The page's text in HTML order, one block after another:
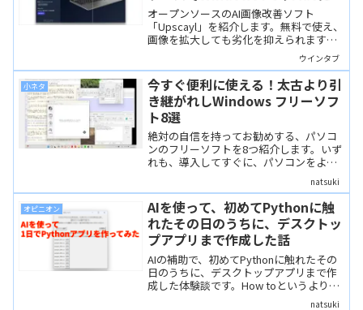
応
オープンソースのAI画像改善ソフト
「Upscayl」を紹介します。無料で使え、
画像を拡大しても劣化を抑えられます。
クラウド版は有料ですが、ローカルアプ
リなら処理も高速。実際にPCの画像を処
理して画質を比較しました。
ウインタブ
小ネタ
今すぐ便利に使える！太古より引
き継がれしWindows フリーソフ
ト8選
絶対の自信を持ってお勧めする、パソコ
ンのフリーソフトを8つ紹介します。いず
れも、導入してすぐに、パソコンをより
便利に使うことができるソフトばかりで
す。また、どれも、長きにわたって多く
の人に愛され続けてきた、「古き良き」
ソフトです。
natsuki
オピニオン
AIを使って、初めてPythonに触
れたその日のうちに、デスクトッ
プアプリまで作成した話
AIの補助で、初めてPythonに触れたその
日のうちに、デスクトップアプリまで作
成した体験談です。How toというより
は、AIを使ってこんなこともできるとい
natsuki